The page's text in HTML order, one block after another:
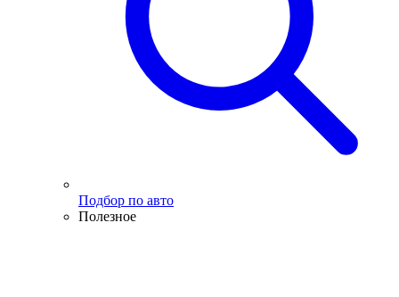
Подбор по авто
Полезное